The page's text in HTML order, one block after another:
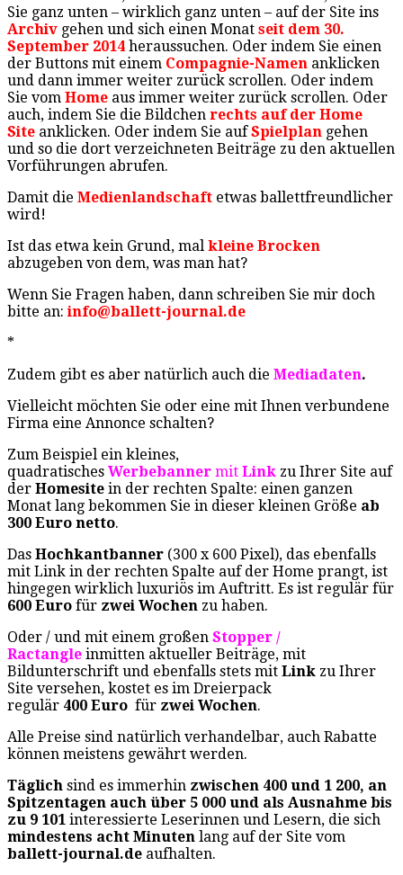
Sie ganz unten – wirklich ganz unten – auf der Site ins
Archiv gehen und sich einen Monat seit dem 30.
September 2014 heraussuchen. Oder indem Sie einen
der Buttons mit einem Compagnie-Namen anklicken
und dann immer weiter zurück scrollen. Oder indem
Sie vom Home aus immer weiter zurück scrollen. Oder
auch, indem Sie die Bildchen rechts auf der Home
Site anklicken. Oder indem Sie aufSpielplan gehen
und so die dort verzeichneten Beiträge zu den aktuellen
Vorführungen abrufen.
Damit die Medienlandschaft etwas ballettfreundlicher
wird!
Ist das etwa kein Grund, mal kleine Brocken
abzugeben von dem, was man hat?
Wenn Sie Fragen haben, dann schreiben Sie mir doch
bitte an:info@ballett-journal.de
*
Zudem gibt es aber natürlich auch die Mediadaten.
Vielleicht möchten Sie oder eine mit Ihnen verbundene
Firma eine Annonce schalten?
Zum Beispiel ein kleines,
quadratisches Werbebanner mit Link zu Ihrer Site auf
der Homesite in der rechten Spalte: einen ganzen
Monat lang bekommen Sie in dieser kleinen Größe ab
300 Euro netto.
Das Hochkantbanner (300 x 600 Pixel), das ebenfalls
mit Link in der rechten Spalte auf der Home prangt, ist
hingegen wirklich luxuriös im Auftritt. Es ist regulär für
600 Euro für zwei Wochen zu haben.
Oder / und mit einem großen Stopper /
Ractangle inmitten aktueller Beiträge, mit
Bildunterschrift und ebenfalls stets mit Link zu Ihrer
Site versehen, kostet es im Dreierpack
regulär 400 Euro für zwei Wochen.
Alle Preise sind natürlich verhandelbar, auch Rabatte
können meistens gewährt werden.
Täglich sind es immerhin zwischen 400 und 1 200, an
Spitzentagen auch über 5 000 und als Ausnahme bis
zu 9 101 interessierte Leserinnen und Lesern, die sich
mindestens acht Minuten lang auf der Site vom
ballett-journal.de aufhalten.